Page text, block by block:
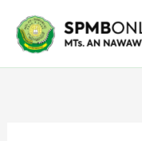
content